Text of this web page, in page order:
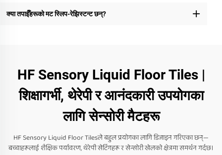
क्या तपाईँहरूको मट स्लिप-रेझिस्टन्ट छन्?
HF Sensory Liquid Floor Tiles |
शिक्षागर्भी, थेरेपी र आनंदकारी उपयोगका
लागि सेन्सोरी मैटहरू
HF Sensory Liquid Floor Tilesले बहुल प्रयोगका लागि डिजाइन गरिएका छन्—
बच्चाहरूलाई शैक्षिक पर्यावरण, थेरेपी सेटिंगहरू र सेन्सोरी खेलको क्षेत्रमा समर्थन गर्दछ।